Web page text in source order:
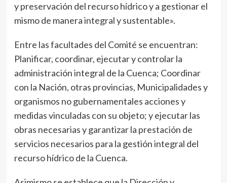
y preservación del recurso hídrico y a gestionar el
mismo de manera integral y sustentable».
Entre las facultades del Comité se encuentran:
Planificar, coordinar, ejecutar y controlar la
administración integral de la Cuenca; Coordinar
con la Nación, otras provincias, Municipalidades y
organismos no gubernamentales acciones y
medidas vinculadas con su objeto; y ejecutar las
obras necesarias y garantizar la prestación de
servicios necesarios para la gestión integral del
recurso hídrico de la Cuenca.